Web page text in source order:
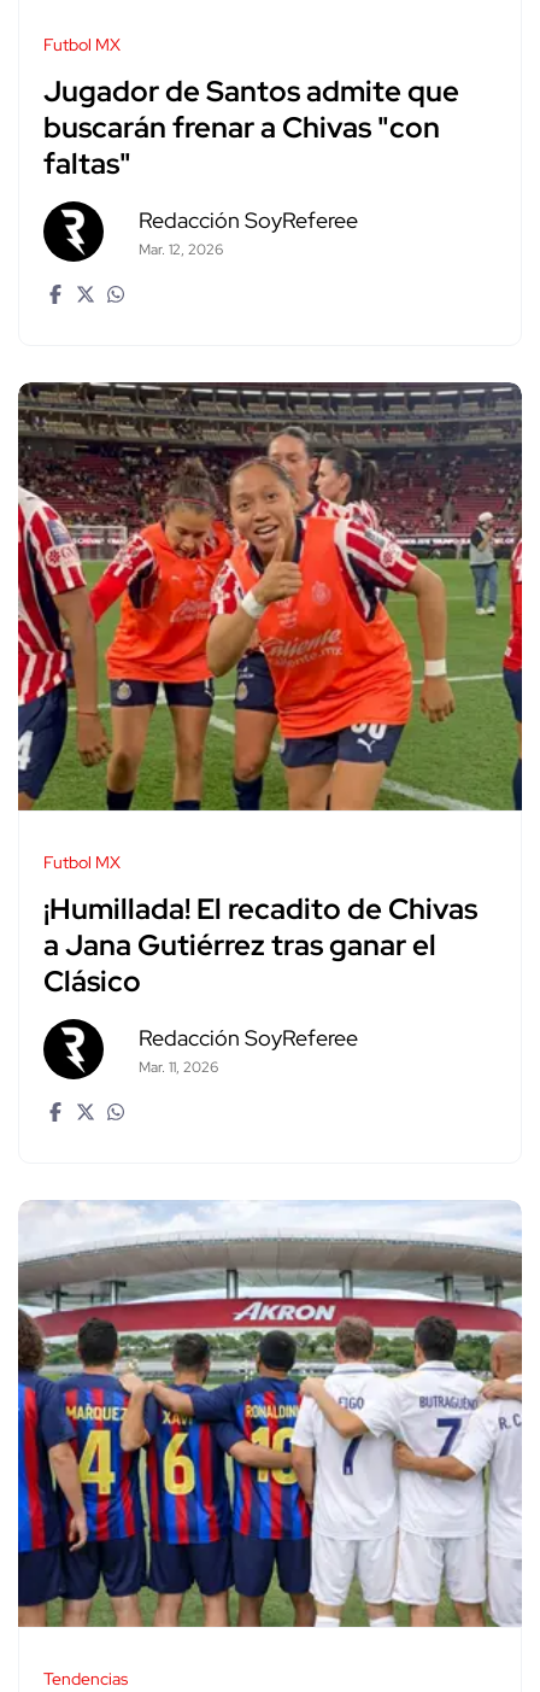
Futbol MX
Jugador de Santos admite que
buscarán frenar a Chivas "con
faltas"
Redacción SoyReferee
Mar. 12, 2026
Futbol MX
¡Humillada! El recadito de Chivas
a Jana Gutiérrez tras ganar el
Clásico
Redacción SoyReferee
Mar. 11, 2026
Tendencias